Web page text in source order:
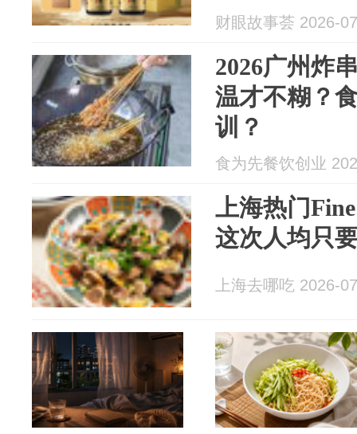
财眼故事荟 2026-
2026广州炸
温才不糊？
训？
食为先餐饮创业
上海热门
这次人均只
上海去哪吃 2026-